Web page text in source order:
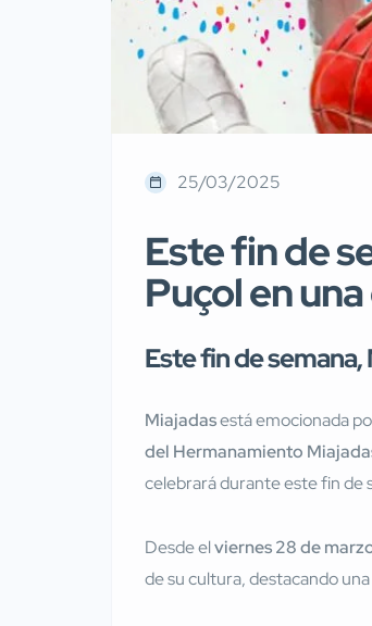
25/03/2025
Este fin de
Puçol en
Este fin de
Miajadasestá emocionada
del Hermanamiento
celebrará durante este fin de
Desde elviernes 28 de
de su cultura, destacando